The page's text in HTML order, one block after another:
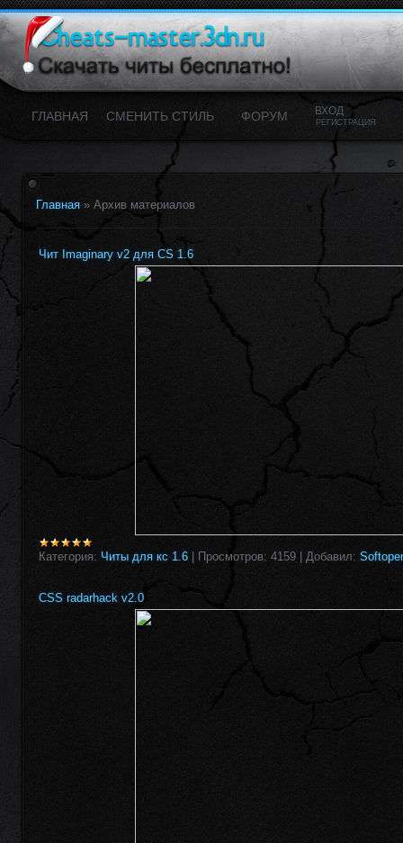
ГЛАВНАЯ CМЕНИТЬ СТИЛЬ ФОРУМ ВХОД
РЕГИСТРАЦИЯ
Главная » Архив материалов
Чит Imaginary v2 для CS 1.6
Категория: Читы для кс 1.6 Просмотров: 4159 Добавил: Softoper
CSS radarhack v2.0